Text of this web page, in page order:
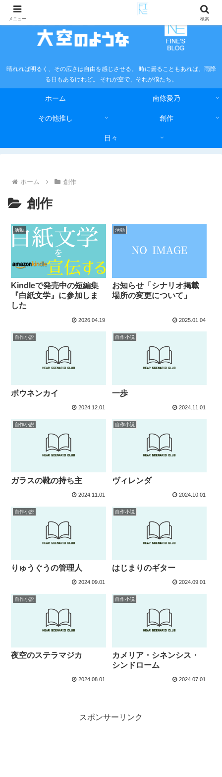
晴れれば明るく、その広さは自由を感じさせる。 時に曇ることもあれば、雨降
る日もあるけれど。 それが空で、それが僕たち。
ホーム 南條愛乃
その他推し 創作
日々
ホーム 創作
創作
活動
Kindleで発売中の短編集
『白紙文学』に参加しま
した
2026.04.19
活動
お知らせ「シナリオ掲載
場所の変更について」
2025.01.04
自作小説
ボウネンカイ
2024.12.01
自作小説
一歩
2024.11.01
自作小説
ガラスの靴の持ち主
2024.11.01
自作小説
ヴィレンダ
2024.10.01
自作小説
りゅうぐうの管理人
2024.09.01
自作小説
はじまりのギター
2024.09.01
自作小説
夜空のステラマジカ
2024.08.01
自作小説
カメリア・シネンシス・
シンドローム
2024.07.01
スポンサーリンク
メニュー 検索